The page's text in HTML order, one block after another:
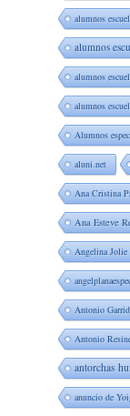
alumnos
alumnos
alumnos
alumnos
Alumnos
aluni.net
Ana Cristina
Ana Esteve
Angelina Jolie
Antonio
Antonio
antorchas
anuncio de